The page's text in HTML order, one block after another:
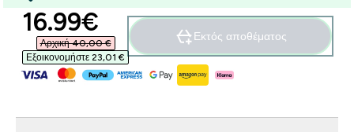
discounted price
16.99€‎
Αρχική 40,00 €‎
Εξοικονομήστε 23,01 €‎
Εκτός αποθέματος